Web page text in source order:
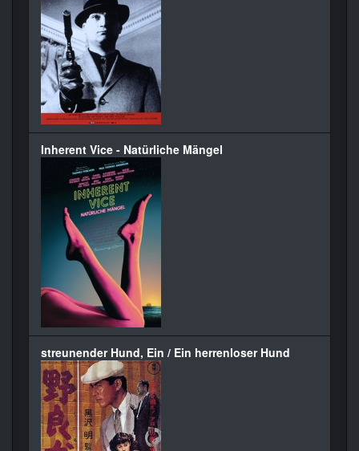
Inherent Vice - Natürliche Mängel
streunender Hund, Ein / Ein herrenloser Hund